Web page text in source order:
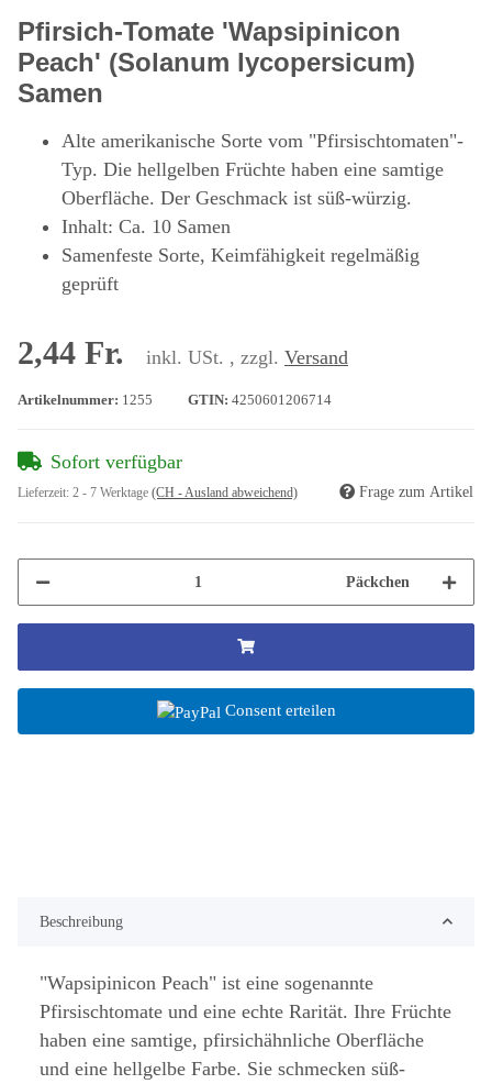
Pfirsich-Tomate 'Wapsipinicon
Peach' (Solanum lycopersicum)
Samen
Alte amerikanische Sorte vom "Pfirsischtomaten"-
Typ. Die hellgelben Früchte haben eine samtige
Oberfläche. Der Geschmack ist süß-würzig.
Inhalt: Ca. 10 Samen
Samenfeste Sorte, Keimfähigkeit regelmäßig
geprüft
2,44 Fr. inkl. USt. , zzgl. Versand
Artikelnummer: 1255 GTIN: 4250601206714
Sofort verfügbar
Lieferzeit: 2 - 7 Werktage (CH - Ausland abweichend) Frage zum Artikel
Päckchen
Consent erteilen
Beschreibung
"Wapsipinicon Peach" ist eine sogenannte
Pfirsischtomate und eine echte Rarität. Ihre Früchte
haben eine samtige, pfirsichähnliche Oberfläche
und eine hellgelbe Farbe. Sie schmecken süß-